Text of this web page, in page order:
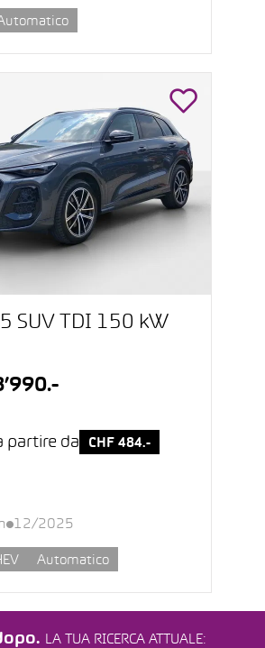
LA TUA RICERCA ATTUALE:
SUV TDI 150 kW
partire da CHF 484.-
12/2025
Automatico